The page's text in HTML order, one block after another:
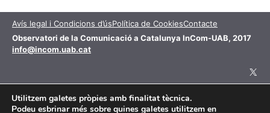
Avís legal i Condicions d’úsPolítica de CookiesContacte
Observatori de la Comunicació a Catalunya InCom-UAB, 2017
info@incom.uab.cat
X
Aquesta obra està subjecta a una llicència de
Utilitzem galetes pròpies amb finalitat tècnica.
Podeu esbrinar més sobre quines galetes utilitzem en